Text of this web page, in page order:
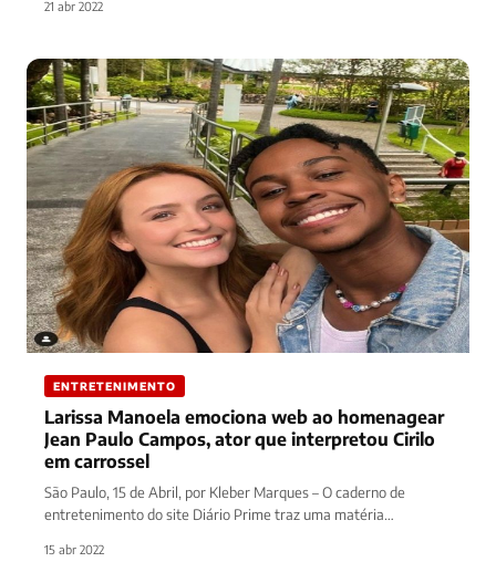
21 abr 2022
ENTRETENIMENTO
Larissa Manoela emociona web ao homenagear
Jean Paulo Campos, ator que interpretou Cirilo
em carrossel
São Paulo, 15 de Abril, por Kleber Marques – O caderno de
entretenimento do site Diário Prime traz uma matéria…
15 abr 2022